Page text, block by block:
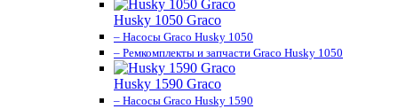
Husky 1050 Graco
– Насосы Graco Husky 1050
– Ремкомплекты и запчасти Graco Husky 1050
Husky 1590 Graco
– Насосы Graco Husky 1590